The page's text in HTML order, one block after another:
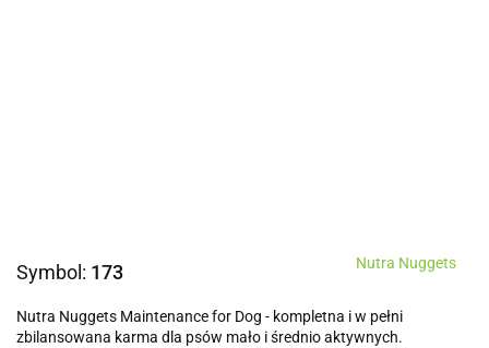
Symbol: 173 Nutra Nuggets
Nutra Nuggets Maintenance for Dog - kompletna i w pełni
zbilansowana karma dla psów mało i średnio aktywnych.